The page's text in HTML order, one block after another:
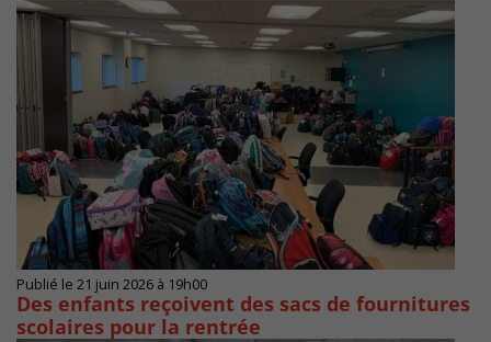
Publié le 21 juin 2026 à 19h00
Des enfants reçoivent des sacs de fournitures
scolaires pour la rentrée